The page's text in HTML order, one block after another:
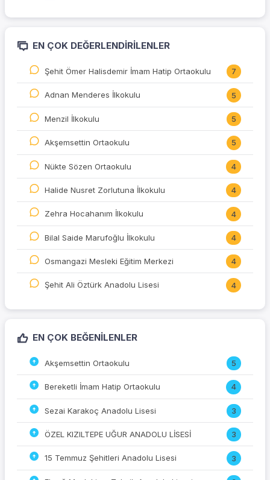
EN ÇOK DEĞERLENDIRILENLER
Şehit Ömer Halisdemir İmam Hatip Ortaokulu 7
Adnan Menderes İlkokulu 5
Menzil İlkokulu 5
Akşemsettin Ortaokulu 5
Nükte Sözen Ortaokulu 4
Halide Nusret Zorlutuna İlkokulu 4
Zehra Hocahanım İlkokulu 4
Bilal Saide Marufoğlu İlkokulu 4
Osmangazi Mesleki Eğitim Merkezi 4
Şehit Ali Öztürk Anadolu Lisesi 4
EN ÇOK BEĞENILENLER
Akşemsettin Ortaokulu 5
Bereketli İmam Hatip Ortaokulu 4
Sezai Karakoç Anadolu Lisesi 3
ÖZEL KIZILTEPE UĞUR ANADOLU LİSESİ 3
15 Temmuz Şehitleri Anadolu Lisesi 3